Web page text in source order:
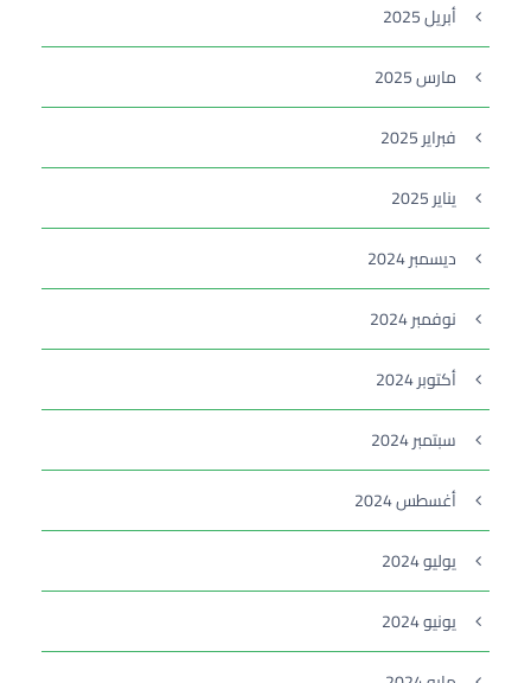
أبريل 2025
مارس 2025
فبراير 2025
يناير 2025
ديسمبر 2024
نوفمبر 2024
أكتوبر 2024
سبتمبر 2024
أغسطس 2024
يوليو 2024
يونيو 2024